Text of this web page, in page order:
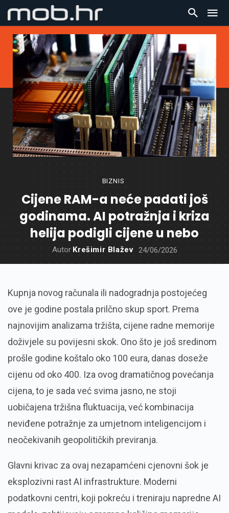
BIZNIS
Cijene RAM-a neće padati još
godinama. AI potražnja i kriza
helija podigli cijene u nebo
Autor Krešimir Blažev 24/06/2026
Kupnja novog računala ili nadogradnja postojećeg
ove je godine postala prilčno skup sport. Prema
najnovijim analizama tržišta, cijene radne memorije
doživjele su povijesni skok. Ono što je još sredinom
prošle godine koštalo oko 100 eura, danas doseže
cijenu od oko 400. Iza ovog dramatičnog povećanja
cijena, to je sada već svima jasno, ne stoji
uobičajena tržišna fluktuacija, već kombinacija
neviđene potražnje za umjetnom inteligencijom i
neočekivanih geopolitičkih previranja.
Glavni krivac za ovaj nezapamćeni cjenovni šok je
eksplozivni rast AI infrastrukture. Moderni
podatkovni centri, koji pokreću i treniraju napredne AI